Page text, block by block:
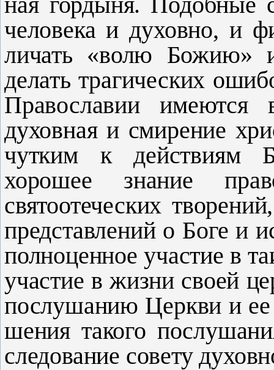
человека и духовно, и
личать «волю Божию»
делать трагических
Право­славии имеются
духовная и смирение
чутким к действиям
хорошее знание
святоотеческих
представ­лений о Боге и
полноценное участие в
учас­тие в жизни своей
послушанию Церк­ви и
шения такого
следование совету